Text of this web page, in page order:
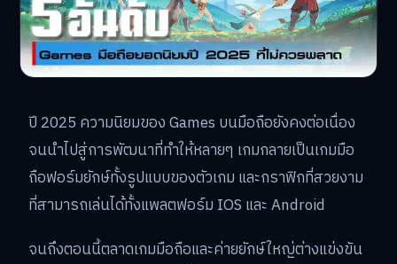
ปี 2025 ความนิยมของ Games บนมือถือยังคงต่อเนื่อง
จนนำไปสู่การพัฒนาที่ทำให้หลายๆ เกมกลายเป็นเกมมือ
ถือฟอร์มยักษ์ทั้งรูปแบบของตัวเกม และกราฟิกที่สวยงาม
ที่สามารถเล่นได้ทั้งแพลตฟอร์ม IOS และ Android
จนถึงตอนนี้ตลาดเกมมือถือและค่ายยักษ์ใหญ่ต่างแข่งขัน